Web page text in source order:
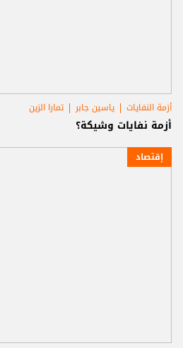
أزمة النفايات ياسين جابر تمارا الزين
أزمة نفايات وشيكة؟
إقتصاد